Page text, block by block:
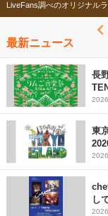
LiveFans調べのオリジナルラ
最新ニュース
長
発
東
発
し